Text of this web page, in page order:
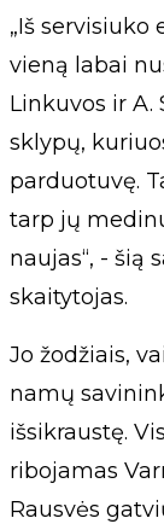
„Iš
vieną labai
Linkuvos ir A.
sklypų,
parduotuvę.
tarp jų
naujas“, - šią
skaitytojas.
Jo žodžiais,
namų
išsikraustę.
ribojamas
Rausvės